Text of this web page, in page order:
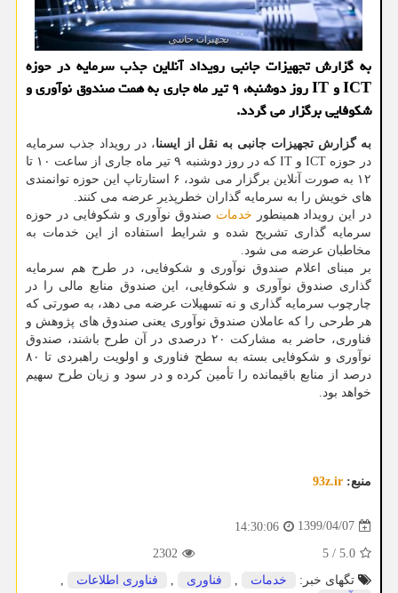
به گزارش تجهیزات جانبی رویداد آنلاین جذب سرمایه در حوزه
ICT و IT روز دوشنبه، ۹ تیر ماه جاری به همت صندوق نوآوری و
شكوفایی برگزار می گردد.
به گزارش تجهیزات جانبی به نقل از ایسنا، در رویداد جذب سرمایه
در حوزه ICT و IT که در روز دوشنبه ۹ تیر ماه جاری از ساعت ۱۰ تا
۱۲ به صورت آنلاین برگزار می شود، ۶ استارتاپ این حوزه توانمندی
های خویش را به سرمایه گذاران خطرپذیر عرضه می کنند.
در این رویداد همینطور خدمات صندوق نوآوری و شکوفایی در حوزه
سرمایه گذاری تشریح شده و شرایط استفاده از این خدمات به
مخاطبان عرضه می شود.
بر مبنای اعلام صندوق نوآوری و شکوفایی، در طرح هم سرمایه
گذاری صندوق نوآوری و شکوفایی، این صندوق منابع مالی را در
چارچوب سرمایه گذاری و نه تسهیلات عرضه می دهد، به صورتی که
هر طرحی را که عاملان صندوق نوآوری یعنی صندوق های پژوهش و
فناوری، حاضر به مشارکت ۲۰ درصدی در آن طرح باشند، صندوق
نوآوری و شکوفایی بسته به سطح فناوری و اولویت راهبردی تا ۸۰
درصد از منابع باقیمانده را تأمین کرده و در سود و زیان طرح سهیم
خواهد بود.
منبع: 93z.ir
1399/04/07
14:30:06
5.0
/
5
2302
تگهای خبر:
خدمات فناوری فناوری اطلاعات